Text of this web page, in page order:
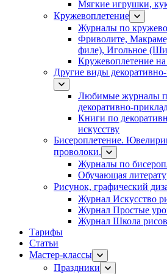
Мягкие игрушки,
Кружевоплетение
Журналы по
Фриволите,
филе), Игольное
Кружевоплетение
Другие виды
Любимые журналы
декоративно-
Книги по
искусству
Бисероплетение.
проволоки.
Журналы по
Обучающая
Рисунок, графический
Журнал Искусство
Журнал Простые
Журнал Школа
Тарифы
Статьи
Мастер-классы
Праздники